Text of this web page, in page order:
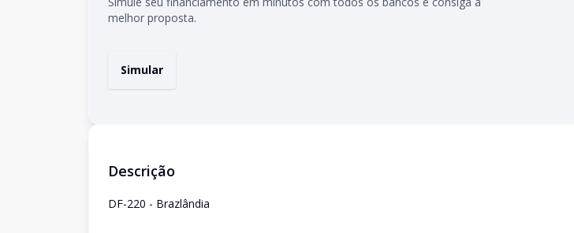
melhor proposta.
Simular
Descrição
DF-220 - Brazlândia